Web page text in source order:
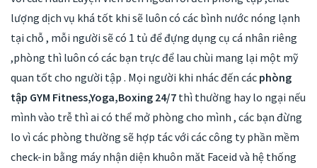
lượng dịch vụ khá tốt khi sẽ luôn có các bình nước nóng lạnh
tại chỗ , mỗi người sẽ có 1 tủ để đựng dụng cụ cá nhân riêng
,phòng thì luôn có các bạn trực để lau chùi mang lại một mỹ
quan tốt cho người tập . Mọi người khi nhác đến các phòng
tập GYM Fitness,Yoga,Boxing 24/7 thì thường hay lo ngại nếu
mình vào trễ thì ai có thể mở phòng cho mình , các bạn đừng
lo vì các phòng thường sẽ hợp tác với các công ty phần mềm
check-in bằng máy nhận diện khuôn măt Faceid và hệ thống